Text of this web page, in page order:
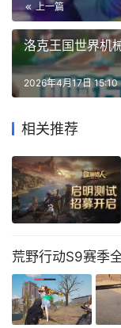
上一篇
洛克王国世界机
2026年4月17日 15:10
相关推荐
荒野行动S9赛季